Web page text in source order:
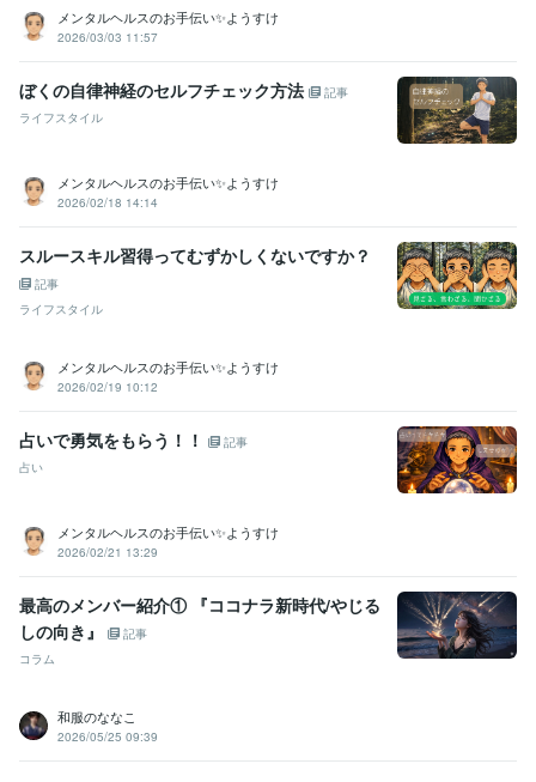
（有名人、推し活）
■ファッション
秘密
いじめ
恋愛相談
推し
語学力
英語 日常会話レベル
メンタルヘルスのお手伝い✨ようすけ
2026/03/03 11:57
ぼくの自律神経のセルフチェック方法
記事
ライフスタイル
メンタルヘルスのお手伝い✨ようすけ
2026/02/18 14:14
スルースキル習得ってむずかしくないですか？
記事
ライフスタイル
メンタルヘルスのお手伝い✨ようすけ
2026/02/19 10:12
占いで勇気をもらう！！
記事
占い
メンタルヘルスのお手伝い✨ようすけ
2026/02/21 13:29
最高のメンバー紹介① 『ココナラ新時代/やじる
しの向き』
記事
コラム
和服のななこ
2026/05/25 09:39